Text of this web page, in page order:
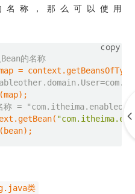
名称，那么可以使用
copy
的名称
称 =
类